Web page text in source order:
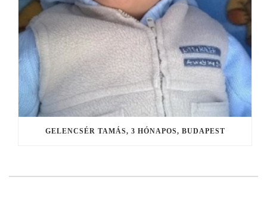
GELENCSÉR TAMÁS, 3 HÓNAPOS, BUDAPEST